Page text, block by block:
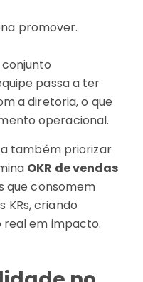
promover.
passa a ter
a diretoria, o que
operacional.
também priorizar
OKR de vendas
que consomem
KRs, criando
em impacto.